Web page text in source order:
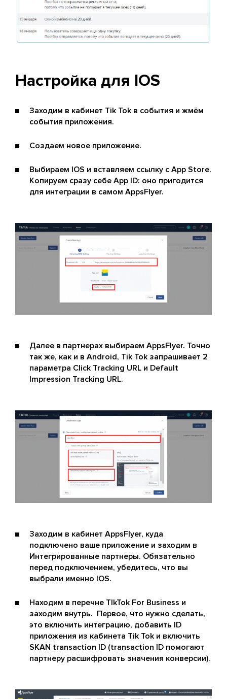
Настройка для IOS
Заходим в кабинет Tik Tok в события и жмём
события приложения.
Создаем новое приложение.
Выбираем IOS и вставляем ссылку с App Store.
Копируем сразу себе App ID: оно пригодится
для интеграции в самом AppsFlyer.
Далее в партнерах выбираем AppsFlyer. Точно
так же, как и в Android, Tik Tok запрашивает 2
параметра Click Tracking URL и Default
Impression Tracking URL.
Заходим в кабинет AppsFlyer, куда
подключено ваше приложение и заходим в
Интегрированные партнеры. Обязательно
перед подключением, убедитесь, что вы
выбрали именно IOS.
Находим в перечне TIkTok For Business и
заходим внутрь. Первое, что нужно сделать,
это включить интеграцию, добавить ID
приложения из кабинета Tik Tok и включить
SKAN transaction ID (transaction ID помогают
партнеру расшифровать значения конверсии).